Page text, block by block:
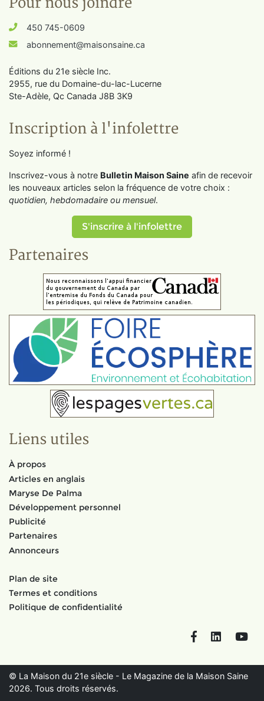
450 745-0609
abonnement@maisonsaine.ca
Éditions du 21e siècle Inc.
2955, rue du Domaine-du-lac-Lucerne
Ste-Adèle, Qc Canada J8B 3K9
Inscription à l'infolettre
Soyez informé !
Inscrivez-vous à notre Bulletin Maison Saine afin de recevoir
les nouveaux articles selon la fréquence de votre choix :
quotidien, hebdomadaire ou mensuel.
S'inscrire à l'infolettre
Partenaires
Liens utiles
À propos
Articles en anglais
Maryse De Palma
Développement personnel
Publicité
Partenaires
Annonceurs
Plan de site
Termes et conditions
Politique de confidentialité
FacebookLinkedIn
© La Maison du 21e siècle - Le Magazine de la Maison Saine
2026. Tous droits réservés.